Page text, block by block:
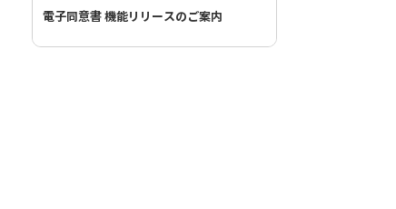
電子同意書 機能リリースのご案内